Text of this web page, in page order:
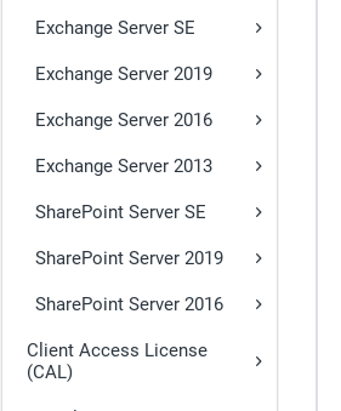
Exchange Server SE
Exchange Server 2019
Exchange Server 2016
Exchange Server 2013
SharePoint Server SE
SharePoint Server 2019
SharePoint Server 2016
Client Access License
(CAL)